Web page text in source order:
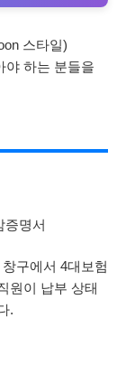
야 하는 분들을
증명서
구에서 4대보험
원이 납부 상태
.